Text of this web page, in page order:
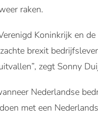
raken.
Koninkrijk en
brexit
zegt Sonny
Nederlandse
met een